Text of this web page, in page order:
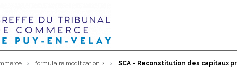
formulaire modification 2 SCA - Reconstitution des capitaux